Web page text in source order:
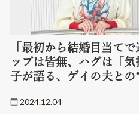
「最初から結婚目当て
ップは皆無、ハグは「
子が語る、ゲイの夫との
2024.12.04